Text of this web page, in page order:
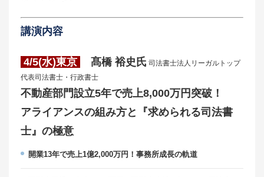
講演内容
4/5(水)東京 髙橋 裕史氏 司法書士法人リーガルトップ
代表司法書士・行政書士
不動産部門設立5年で売上8,000万円突破！
アライアンスの組み方と『求められる司法書
士』の極意
開業13年で売上1億2,000万円！事務所成長の軌道